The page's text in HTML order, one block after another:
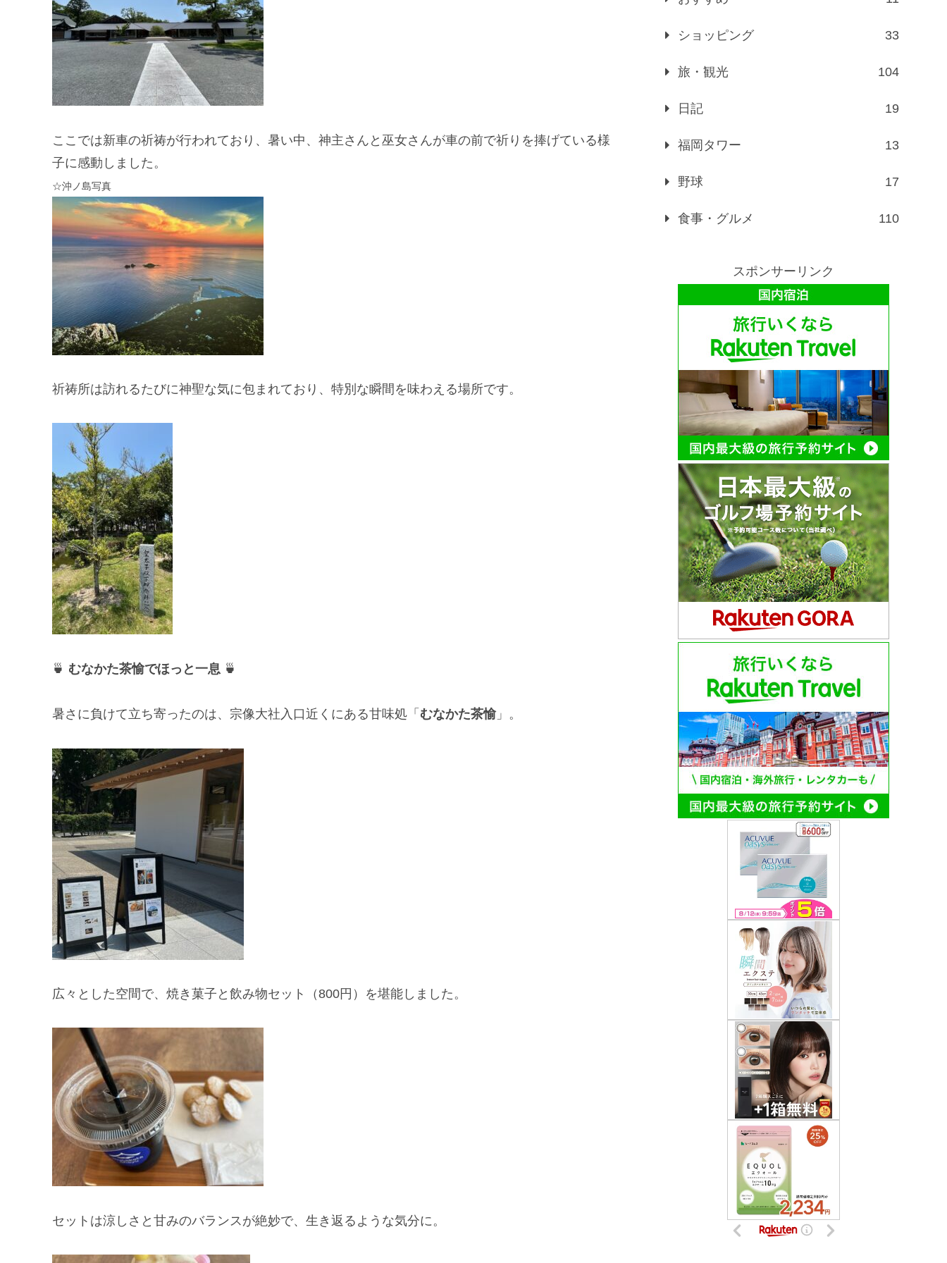
ここでは新車の祈祷が行われており、暑い中、神主さんと巫女さんが車の前で祈りを捧げている様
子に感動しました。
☆沖ノ島写真
祈祷所は訪れるたびに神聖な気に包まれており、特別な瞬間を味わえる場所です。
🍵 むなかた茶愉でほっと一息 🍵
暑さに負けて立ち寄ったのは、宗像大社入口近くにある甘味処「 むなかた茶愉」。
広々とした空間で、焼き菓子と飲み物セット（800円）を堪能しました。
セットは涼しさと甘みのバランスが絶妙で、生き返るような気分に。
ショッピング 33
旅・観光 104
日記 19
福岡タワー 13
野球 17
食事・グルメ 110
スポンサーリンク